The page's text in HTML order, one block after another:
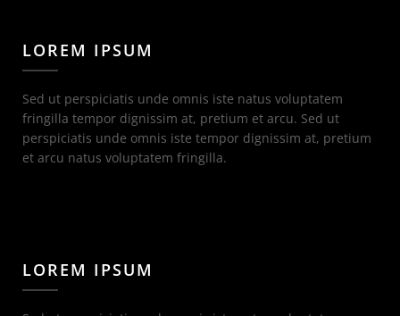
LOREM IPSUM
Sed ut perspiciatis unde omnis iste natus voluptatem
fringilla tempor dignissim at, pretium et arcu. Sed ut
perspiciatis unde omnis iste tempor dignissim at, pretium
et arcu natus voluptatem fringilla.
LOREM IPSUM